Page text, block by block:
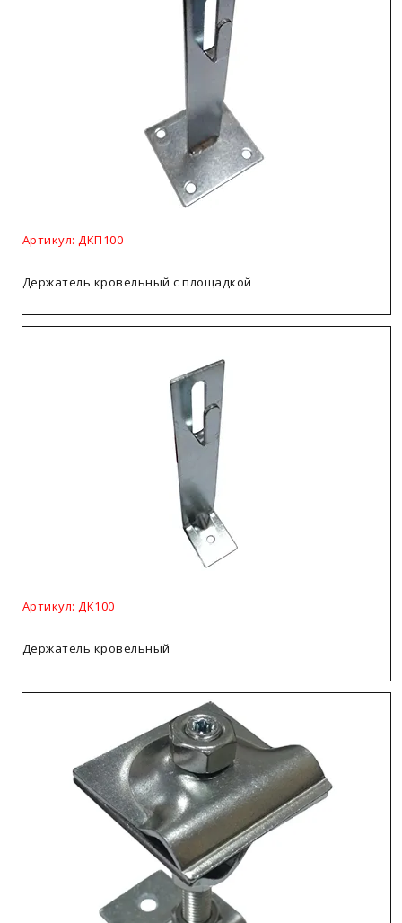
Артикул: ДКП100
Держатель кровельный с площадкой
Артикул: ДК100
Держатель кровельный